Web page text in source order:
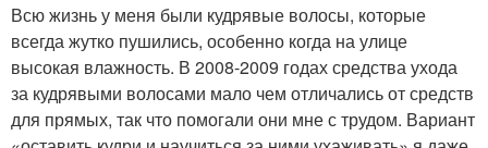
Всю жизнь у меня были кудрявые волосы, которые
всегда жутко пушились, особенно когда на улице
высокая влажность. В 2008-2009 годах средства ухода
за кудрявыми волосами мало чем отличались от средств
для прямых, так что помогали они мне с трудом. Вариант